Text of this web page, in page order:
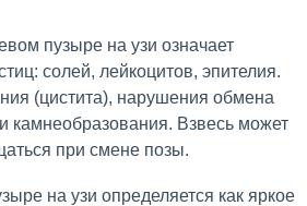
пузыре на узи означает
солей, лейкоцитов, эпителия.
(цистита), нарушения обмена
камнеобразования. Взвесь может
при смене позы.
на узи определяется как яркое